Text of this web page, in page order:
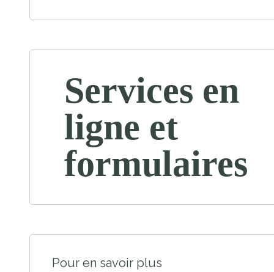
Services en
ligne et
formulaires
Pour en savoir plus